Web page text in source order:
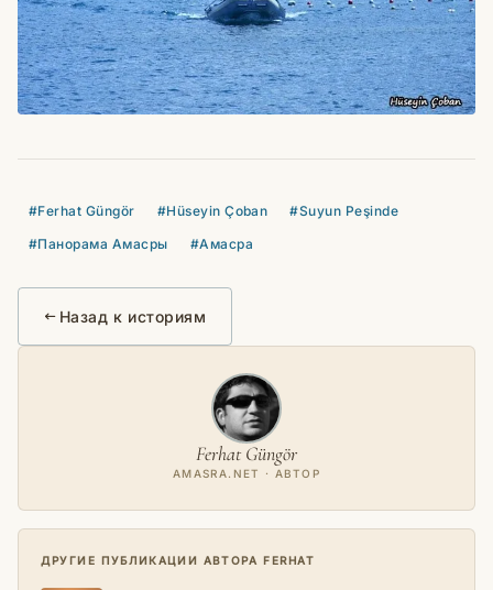
#Ferhat Güngör #Hüseyin Çoban
#Suyun Peşinde
#Панорама Амасры
#Амасра
Назад к историям
Ferhat Güngör
AMASRA.NET · АВТОР
ДРУГИЕ ПУБЛИКАЦИИ АВТОРА FERHAT